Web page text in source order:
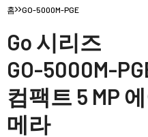
홈 GO-5000M-PGE
Go 시리즈
GO-5000M-
컴팩트 5 MP
메라